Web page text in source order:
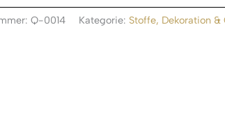
Q-0014 Kategorie: Stoffe, Dekoration &